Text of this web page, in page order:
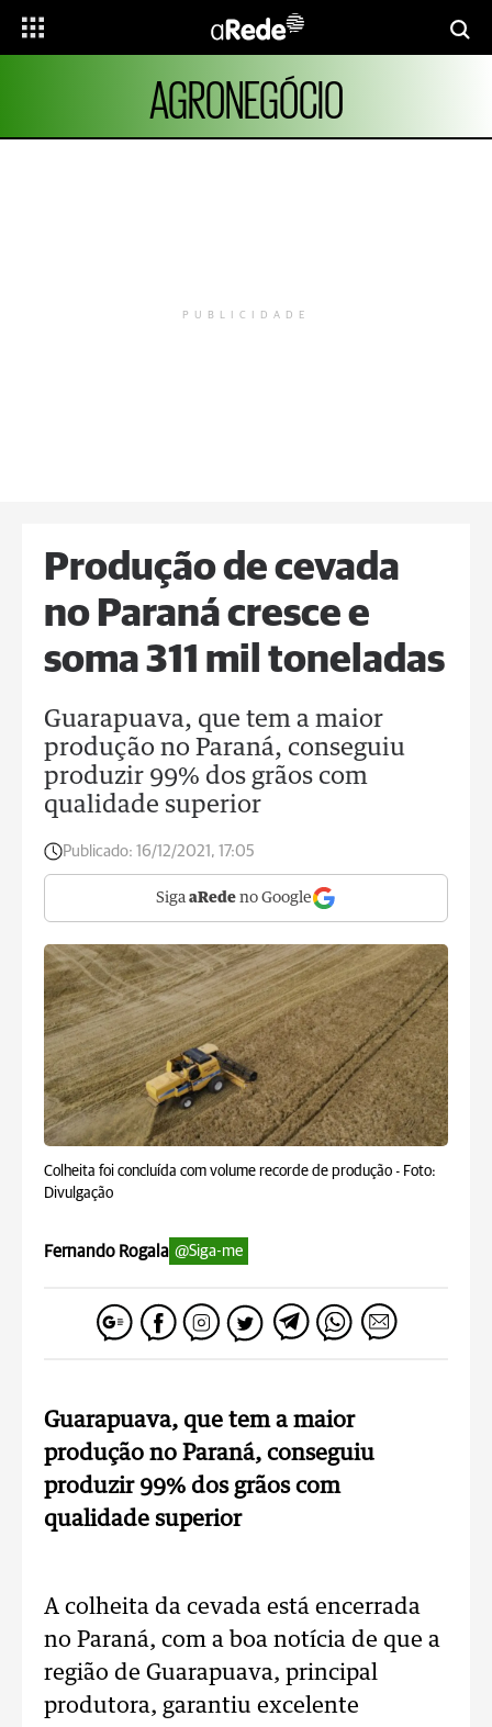
AGRONEGÓCIO
PUBLICIDADE
Produção de cevada
no Paraná cresce e
soma 311 mil toneladas
Guarapuava, que tem a maior
produção no Paraná, conseguiu
produzir 99% dos grãos com
qualidade superior
Publicado: 16/12/2021, 17:05
Siga aRede no Google
Colheita foi concluída com volume recorde de produção - Foto:
Divulgação
Fernando Rogala @Siga-me
Guarapuava, que tem a maior
produção no Paraná, conseguiu
produzir 99% dos grãos com
qualidade superior
A colheita da cevada está encerrada
no Paraná, com a boa notícia de que a
região de Guarapuava, principal
produtora, garantiu excelente